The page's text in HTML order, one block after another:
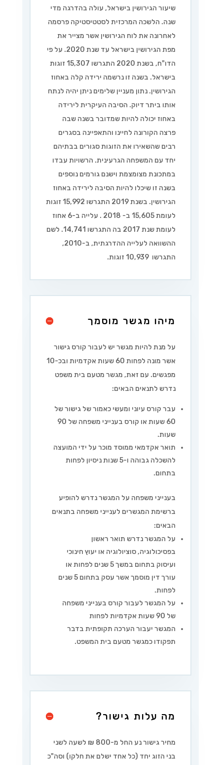
שיעור הגירושין בישראל, עולה בהדרגה מדי
שנה. הלשכה המרכזית לסטטיסטיקה פרסמה
לאחרונה את לוח הגירושין אשר מצייר את
מפת הגירושין בישראל עד שנת 2020. על פי
הדו"ח, בשנת 2020 התגרשו 15,307 זוגות
בישראל. בשנה זו נרשמה ירידה קלה באחוז
הגירושין. נתון מעניין שלימים ניתן יהיה לנתח
אותו ביתר דיוק. הסיבה העיקרית לירידה
באחוז יכולה להיות שמדובר בשנה שבה
פרצה הקורונה לחיינו והתאפיינה בסגרים
רבים שהשאירו את הזוגות סגורים בבתיהם
יחד עם המשפחה הגרעינית. הרשויות עבדו
במתכונת מצומצמת וישנם גורמים נוספים
בשנה זו שיכלו להיות הסיבה לירידה באחוז
הגירושין. בשנת 2019 התגרשו 15,992 זוגות
לעומת 15,605 ב- 2018 . עלייה ב-6 אחוז
לעומת שנת 2017 בה התגרשו 14,741. לשם
ההשוואה לעלייה ההדרגתית, ב-2010,
התגרשו 10,939 זוגות.
מיהו מגשר מוסמך
על מנת להיות מגשר יש לעבור קורס גישור
אשר מונה לפחות 60 שעות אקדמיות ובכ-10
מפגשים. עם זאת, מגשר מטעם בית משפט
נדרש לתנאים הבאים:
עבר קורס עיוני ומעשי כאמור של גישור של
60 שעות או קורס בענייני משפחה של 90
שעות.
תואר אקדמאי ממוסד מוכר על ידי המועצה
להשכלה גבוהה ו-5 שנות ניסיון לפחות
בתחום.
בענייני משפחה על המגשר נדרש להופיע
ברשימת המגשרים לענייני משפחה בתנאים
הבאים:
על המגשר נדרש תואר ראשון
בפסיכולוגיה, סוציולוגיה או יעוץ חינוכי
ועיסוק בתחום במשך 5 שנים לפחות או
עורך דין מוסמך אשר עסק בתחום 5 שנים
לפחות.
על המגשר לעבור קורס בענייני משפחה
של 90 שעות אקדמיות לפחות
המגשר יעבור הערכה תקופתית בדבר
תפקודו כמגשר מטעם בית המשפט.
מה עלות גישור?
מחיר גישור נע החל מ-800 ₪ לשעה לשני
בני הזוג יחד (כל אחד ישלם את חלקו) וסה"כ